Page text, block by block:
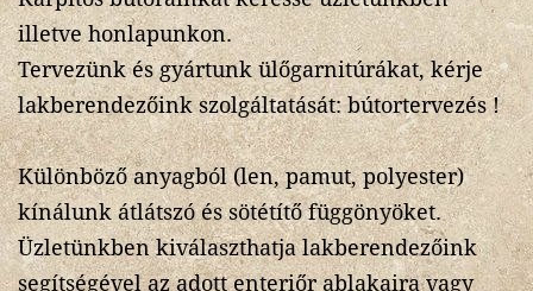
illetve honlapunkon.
Tervezünk és gyártunk ülőgarnitúrákat, kérje
lakberendezőink szolgáltatását: bútortervezés !
Különböző anyagból (len, pamut, polyester)
kínálunk átlátszó és sötétítő függönyöket.
Üzletünkben kiválaszthatja lakberendezőink
segítségével az adott enteriőr ablakaira vagy